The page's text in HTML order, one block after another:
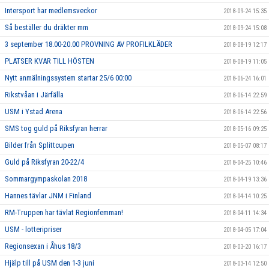
Intersport har medlemsveckor 2018-09-24 15:35
Så beställer du dräkter mm 2018-09-24 15:08
3 september 18.00-20.00 PROVNING AV PROFILKLÄDER 2018-08-19 12:17
PLATSER KVAR TILL HÖSTEN 2018-08-19 11:05
Nytt anmälningssystem startar 25/6 00:00 2018-06-24 16:01
Rikstvåan i Järfälla 2018-06-14 22:59
USM i Ystad Arena 2018-06-14 22:56
SMS tog guld på Riksfyran herrar 2018-05-16 09:25
Bilder från Splittcupen 2018-05-07 08:17
Guld på Riksfyran 20-22/4 2018-04-25 10:46
Sommargympaskolan 2018 2018-04-19 13:36
Hannes tävlar JNM i Finland 2018-04-14 10:25
RM-Truppen har tävlat Regionfemman! 2018-04-11 14:34
USM - lotteripriser 2018-04-05 17:04
Regionsexan i Åhus 18/3 2018-03-20 16:17
Hjälp till på USM den 1-3 juni 2018-03-14 12:50